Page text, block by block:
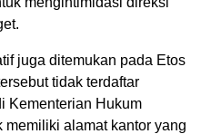
juga ditemukan pada Etos
tidak terdaftar
Kementerian Hukum
alamat kantor yang